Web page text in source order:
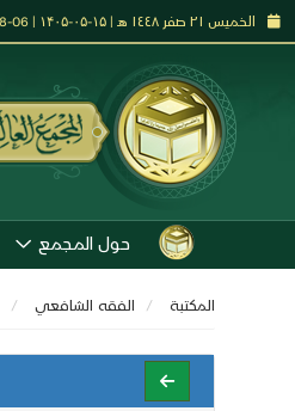
الخميس ٢١ صفر ١٤٤٨ هـ | ۱۵-۰۵-۱۴۰۵ | 06-08-2026
حول المجمع
المكتبة الفقه الشافعي